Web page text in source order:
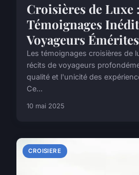
Croisières de Luxe :
Témoignages
Voyageurs Émérites
Les témoignages croisières de
récits de voyageurs
qualité et l'unicité des
Ce...
10 mai 2025
CROISIERE